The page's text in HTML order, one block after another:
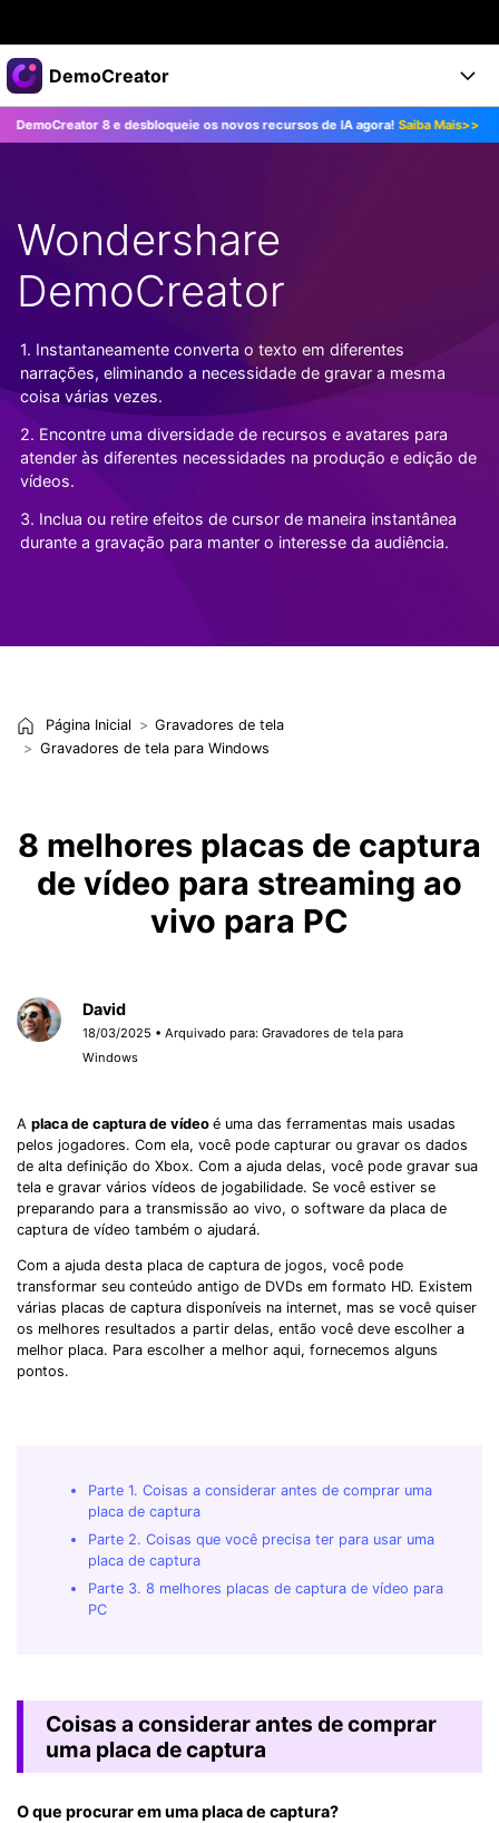
Produtos em destaque
Criatividade digital com IA generativa
Utilitários
Negócios
Sala de imprensa
Loja
Suporte
DemoCreator
Produtos
Recursos
Todos os recursos >
Recursos de IA
Dicas de IA
Todos os recursos de IA >
Soluções
DemoCreator para
Blog
Mais Soluções >
Central de Ajuda
Começe a Usar
Suporte
TESTE GRÁTIS COMPRE AGORA
Entrar
8 e desbloqueie os novos recursos de IA agora!Saiba Mais>>
Wondershare
DemoCreator
1. Instantaneamente converta o texto em diferentes
narrações, eliminando a necessidade de gravar a mesma
coisa várias vezes.
2. Encontre uma diversidade de recursos e avatares para
atender às diferentes necessidades na produção e edição de
vídeos.
3. Inclua ou retire efeitos de cursor de maneira instantânea
durante a gravação para manter o interesse da audiência.
Página Inicial
Gravadores de tela
Gravadores de tela para Windows
8 melhores placas de captura
de vídeo para streaming ao
vivo para PC
David
18/03/2025 • Arquivado para:Gravadores de tela para
Windows
A placa de captura de vídeo é uma das ferramentas mais usadas
pelos jogadores. Com ela, você pode capturar ou gravar os dados
de alta definição do Xbox. Com a ajuda delas, você pode gravar sua
tela e gravar vários vídeos de jogabilidade. Se você estiver se
preparando para a transmissão ao vivo, o software da placa de
captura de vídeo também o ajudará.
Com a ajuda desta placa de captura de jogos, você pode
transformar seu conteúdo antigo de DVDs em formato HD. Existem
várias placas de captura disponíveis na internet, mas se você quiser
os melhores resultados a partir delas, então você deve escolher a
melhor placa. Para escolher a melhor aqui, fornecemos alguns
pontos.
Parte 1. Coisas a considerar antes de comprar uma
placa de captura
Parte 2. Coisas que você precisa ter para usar uma
placa de captura
Parte 3. 8 melhores placas de captura de vídeo para
PC
Coisas a considerar antes de comprar
uma placa de captura
O que procurar em uma placa de captura?